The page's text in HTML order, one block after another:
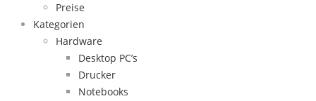
Preise
Kategorien
Hardware
Desktop PC’s
Drucker
Notebooks